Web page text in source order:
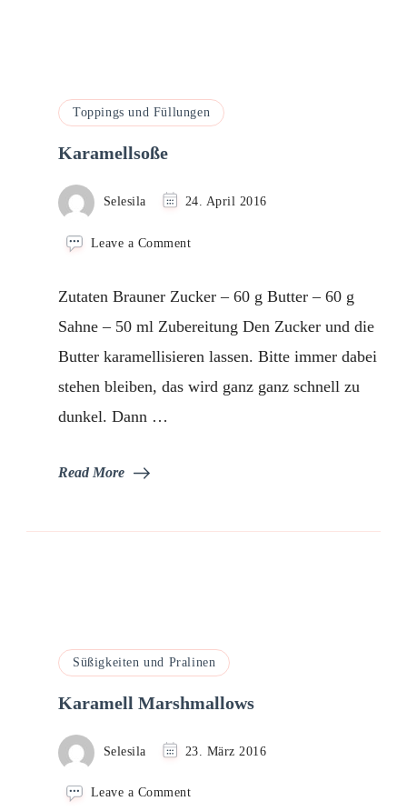
Toppings und Füllungen
Karamellsoße
Selesila 24. April 2016
Leave a Commenton
Zutaten Brauner Zucker – 60 g Butter – 60 g
Sahne – 50 ml Zubereitung Den Zucker und die
Butter karamellisieren lassen. Bitte immer dabei
stehen bleiben, das wird ganz ganz schnell zu
dunkel. Dann …
Read More
Süßigkeiten und Pralinen
Karamell Marshmallows
Selesila 23. März 2016
Leave a Commenton